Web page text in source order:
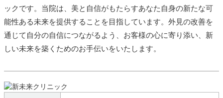
ックです。当院は、美と自信がもたらすあなた自身の新たな可
能性ある未来を提供することを目指しています。外見の改善を
通じて自分の自信につながるよう、お客様の心に寄り添い、新
しい未来を築くためのお手伝いをいたします。